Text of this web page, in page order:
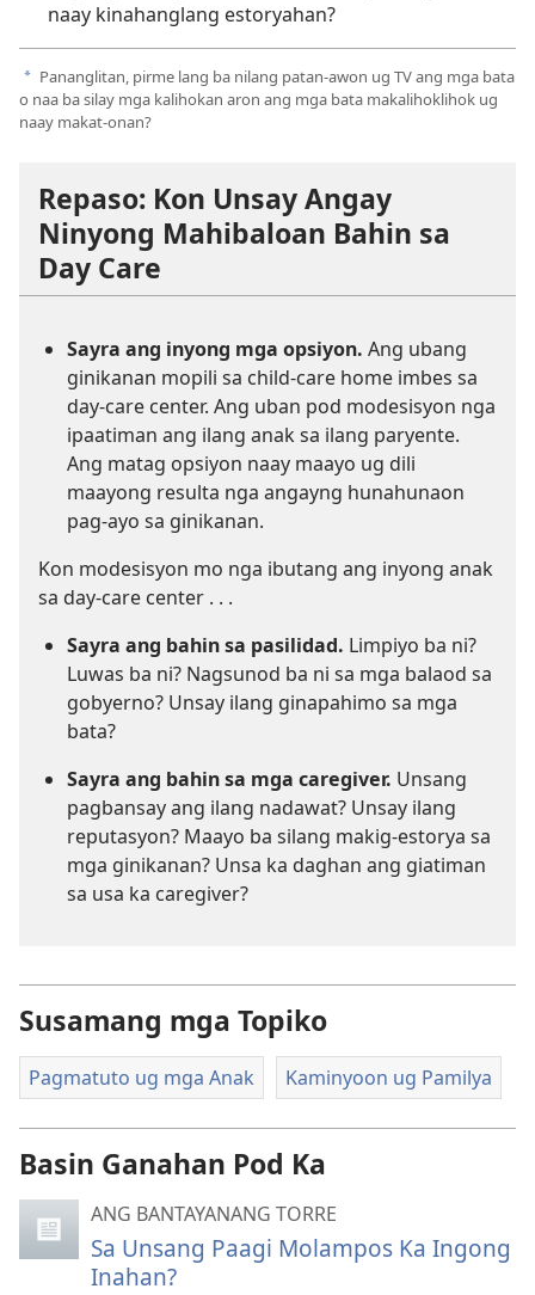
naay kinahanglang estoryahan?
a Pananglitan, pirme lang ba nilang patan-awon ug TV ang mga bata
o naa ba silay mga kalihokan aron ang mga bata makalihoklihok ug
naay makat-onan?
Repaso: Kon Unsay Angay
Ninyong Mahibaloan Bahin sa
Day Care
Sayra ang inyong mga opsiyon. Ang ubang
ginikanan mopili sa child-care home imbes sa
day-care center. Ang uban pod modesisyon nga
ipaatiman ang ilang anak sa ilang paryente.
Ang matag opsiyon naay maayo ug dili
maayong resulta nga angayng hunahunaon
pag-ayo sa ginikanan.
Kon modesisyon mo nga ibutang ang inyong anak
sa day-care center . . .
Sayra ang bahin sa pasilidad. Limpiyo ba ni?
Luwas ba ni? Nagsunod ba ni sa mga balaod sa
gobyerno? Unsay ilang ginapahimo sa mga
bata?
Sayra ang bahin sa mga caregiver. Unsang
pagbansay ang ilang nadawat? Unsay ilang
reputasyon? Maayo ba silang makig-estorya sa
mga ginikanan? Unsa ka daghan ang giatiman
sa usa ka caregiver?
Susamang mga Topiko
Pagmatuto ug mga Anak Kaminyoon ug Pamilya
Basin Ganahan Pod Ka
ANG BANTAYANANG TORRE
Sa Unsang Paagi Molampos Ka Ingong
Inahan?